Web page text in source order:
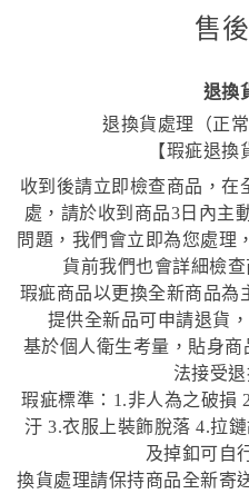
售
退換
退換貨處理（正
【瑕疵退換
收到後請立即檢查商品，
處，請於收到商品3 日內主
問題，我們會立即為您處理
貨前我們也會詳細檢
瑕疵商品以更換全新商品為
提供全新品可申請退貨
基於個人衛生考量，貼身商
法接受
瑕疵標準： 1.非人為之破損
汙 3.衣服上裝飾脫落 4.拉
及掉釦可自
換貨處理請保持商品全新寄